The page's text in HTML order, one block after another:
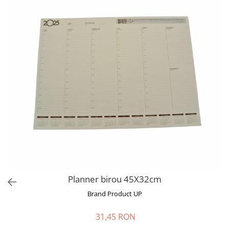
Planner birou 45X32cm
Brand Product UP
31,45 RON